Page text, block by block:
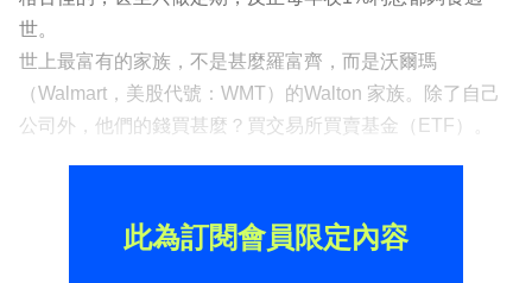
世。
世上最富有的家族，不是甚麼羅富齊，而是沃爾瑪
（Walmart，美股代號：WMT）的Walton 家族。除了自己
公司外，他們的錢買甚麼？買交易所買賣基金（ETF）。
此為訂閱會員限定內容